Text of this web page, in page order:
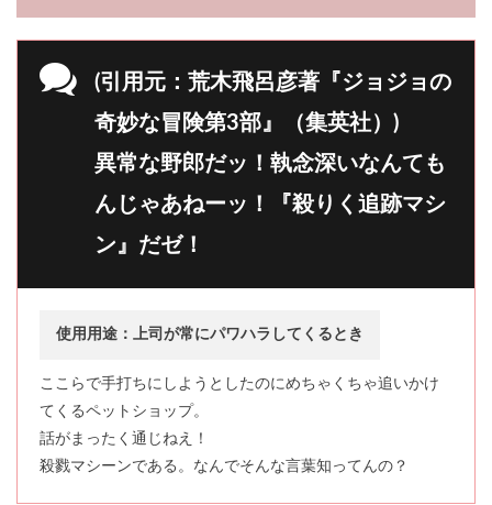
(引用元：荒木飛呂彦著『ジョジョの
奇妙な冒険第3部』（集英社）)
異常な野郎だッ！執念深いなんても
んじゃあねーッ！『殺りく追跡マシ
ン』だゼ！
使用用途：上司が常にパワハラしてくるとき
ここらで手打ちにしようとしたのにめちゃくちゃ追いかけ
てくるペットショップ。
話がまったく通じねえ！
殺戮マシーンである。なんでそんな言葉知ってんの？